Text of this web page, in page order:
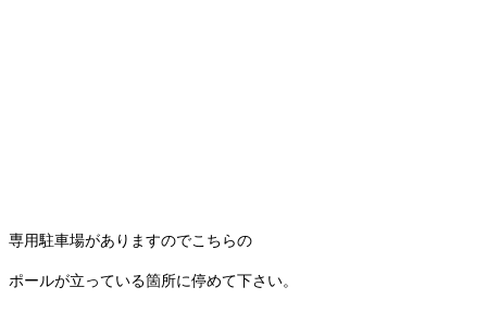
専用駐車場がありますのでこちらの
ポールが立っている箇所に停めて下さい。